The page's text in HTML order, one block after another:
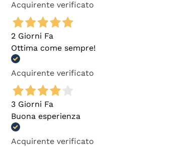
Acquirente verificato
2 Giorni Fa
Ottima come sempre!
Acquirente verificato
3 Giorni Fa
Buona esperienza
Acquirente verificato